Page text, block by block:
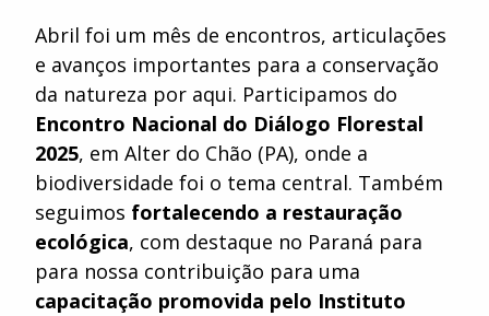
Abril foi um mês de encontros, articulações
e avanços importantes para a conservação
da natureza por aqui. Participamos do
Encontro Nacional do Diálogo Florestal
2025, em Alter do Chão (PA), onde a
biodiversidade foi o tema central. Também
seguimos fortalecendo a restauração
ecológica, com destaque no Paraná para
para nossa contribuição para uma
capacitação promovida pelo Instituto